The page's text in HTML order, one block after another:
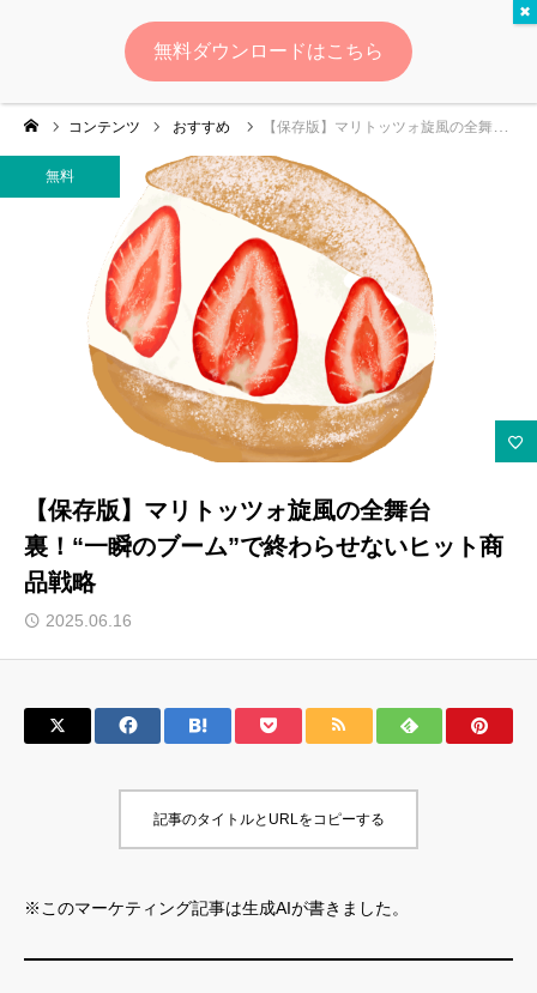
無料
コンテンツ おすすめ 【保存版】マリトッツォ旋風の全舞台裏！“一瞬のブーム”で終わらせないヒット商品戦略
無料
【保存版】マリトッツォ旋風の全舞台
裏！“一瞬のブーム”で終わらせないヒット商
品戦略
2025.06.16
記事のタイトルとURLをコピーする
※このマーケティング記事は生成AIが書きました。
ログイン 会員登録
ゆいマーケとは？
実績・お客様の声
イベント・セミナー情報
コンテンツ
スポンサー登録
サロン会員登録
特定商取引法 運営会社
マーケティング用語集
LINE公式
無料ダウンロードはこちら